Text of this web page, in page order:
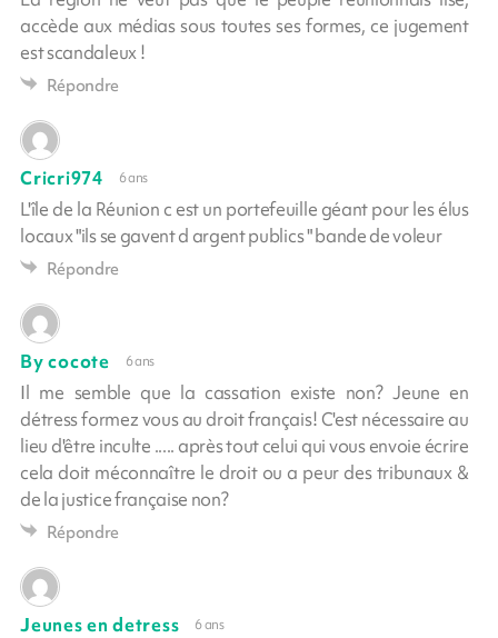
accède aux médias sous toutes ses formes, ce jugement
est scandaleux !
Répondre
Cricri974 6 ans
L'île de la Réunion c est un portefeuille géant pour les élus
locaux "ils se gavent d argent publics " bande de voleur
Répondre
By cocote 6 ans
Il me semble que la cassation existe non? Jeune en
détress formez vous au droit français! C'est nécessaire au
lieu d'être inculte ..... après tout celui qui vous envoie écrire
cela doit méconnaître le droit ou a peur des tribunaux &
de la justice française non?
Répondre
Jeunes en detress 6 ans